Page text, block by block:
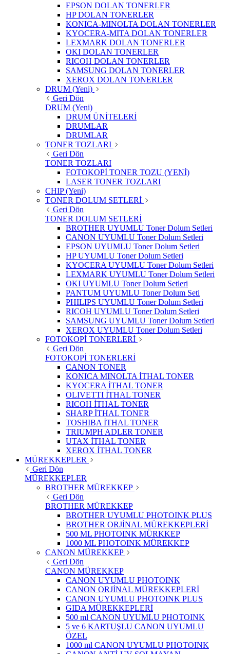
EPSON DOLAN TONERLER
HP DOLAN TONERLER
KONICA-MINOLTA DOLAN TONERLER
KYOCERA-MITA DOLAN TONERLER
LEXMARK DOLAN TONERLER
OKI DOLAN TONERLER
RICOH DOLAN TONERLER
SAMSUNG DOLAN TONERLER
XEROX DOLAN TONERLER
DRUM (Yeni)
Geri Dön
DRUM (Yeni)
DRUM ÜNİTELERİ
DRUMLAR
DRUMLAR
TONER TOZLARI
Geri Dön
TONER TOZLARI
FOTOKOPİ TONER TOZU (YENİ)
LASER TONER TOZLARI
CHIP (Yeni)
TONER DOLUM SETLERİ
Geri Dön
TONER DOLUM SETLERİ
BROTHER UYUMLU Toner Dolum Setleri
CANON UYUMLU Toner Dolum Setleri
EPSON UYUMLU Toner Dolum Setleri
HP UYUMLU Toner Dolum Setleri
KYOCERA UYUMLU Toner Dolum Setleri
LEXMARK UYUMLU Toner Dolum Setleri
OKI UYUMLU Toner Dolum Setleri
PANTUM UYUMLU Toner Dolum Seti
PHILIPS UYUMLU Toner Dolum Setleri
RICOH UYUMLU Toner Dolum Setleri
SAMSUNG UYUMLU Toner Dolum Setleri
XEROX UYUMLU Toner Dolum Setleri
FOTOKOPİ TONERLERİ
Geri Dön
FOTOKOPİ TONERLERİ
CANON TONER
KONICA MINOLTA İTHAL TONER
KYOCERA İTHAL TONER
OLIVETTI İTHAL TONER
RICOH İTHAL TONER
SHARP İTHAL TONER
TOSHIBA İTHAL TONER
TRIUMPH ADLER TONER
UTAX İTHAL TONER
XEROX İTHAL TONER
MÜREKKEPLER
Geri Dön
MÜREKKEPLER
BROTHER MÜREKKEP
Geri Dön
BROTHER MÜREKKEP
BROTHER UYUMLU PHOTOINK PLUS
BROTHER ORJİNAL MÜREKKEPLERİ
500 ML PHOTOINK MÜRKKEP
1000 ML PHOTOINK MÜREKKEP
CANON MÜREKKEP
Geri Dön
CANON MÜREKKEP
CANON UYUMLU PHOTOINK
CANON ORJİNAL MÜREKKEPLERİ
CANON UYUMLU PHOTOINK PLUS
GIDA MÜREKKEPLERİ
500 ml CANON UYUMLU PHOTOINK
5 ve 6 KARTUŞLU CANON UYUMLU
ÖZEL
1000 ml CANON UYUMLU PHOTOINK